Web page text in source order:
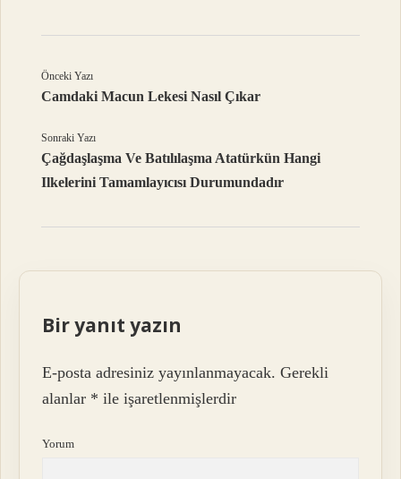
Önceki Yazı
Camdaki Macun Lekesi Nasıl Çıkar
Sonraki Yazı
Çağdaşlaşma Ve Batılılaşma Atatürkün Hangi
Ilkelerini Tamamlayıcısı Durumundadır
Bir yanıt yazın
E-posta adresiniz yayınlanmayacak. Gerekli
alanlar * ile işaretlenmişlerdir
Yorum